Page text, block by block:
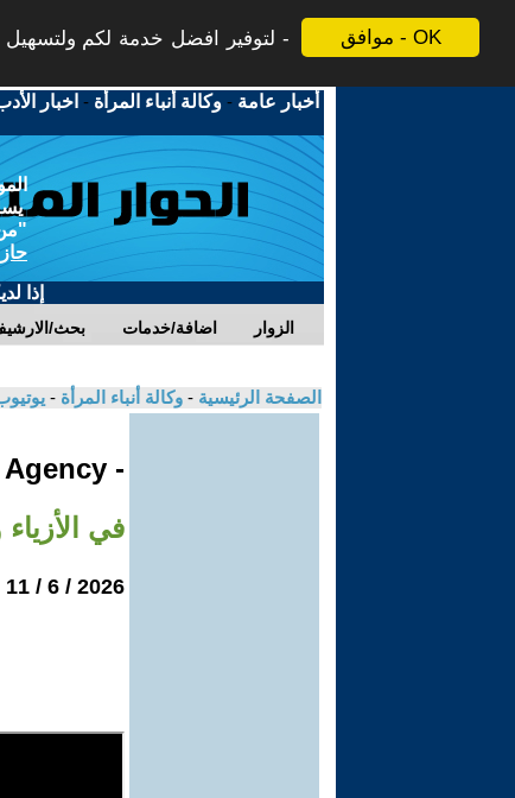
موافق - OK
لتوفير افضل خدمة لكم ولتسهيل
أخبار عامة -وكالة أنباء المرأة - اخبار
إذا
بحث/ اضافة/خدمات الزوار
الصفحة الرئيسية - وكالة أنباء المرأة -
- Jinha Agency
في
2026 / 6 / 11